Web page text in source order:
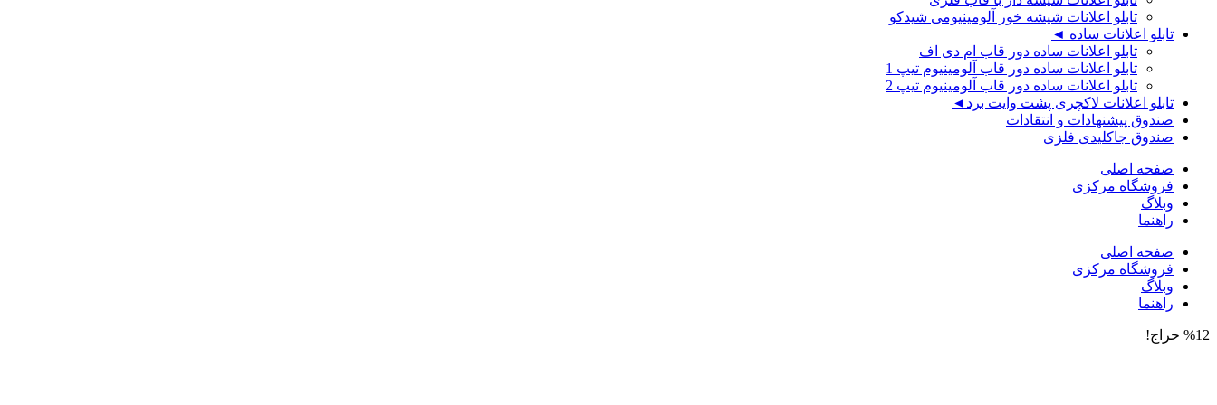
تابلو اعلانات شیشه خور آلومینیومی شیدکو
تابلو اعلانات ساده ◄
تابلو اعلانات ساده دور قاب ام دی اف
تابلو اعلانات ساده دور قاب آلومینیوم تیپ 1
تابلو اعلانات ساده دور قاب آلومینیوم تیپ 2
تابلو اعلانات لاکچری پشت وایت برد◄
صندوق پیشنهادات و انتقادات
صندوق جاکلیدی فلزی
صفحه اصلی
فروشگاه مرکزی
وبلاگ
راهنما
صفحه اصلی
فروشگاه مرکزی
وبلاگ
راهنما
%12 حراج!